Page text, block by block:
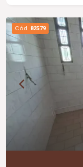
Cód. 82579